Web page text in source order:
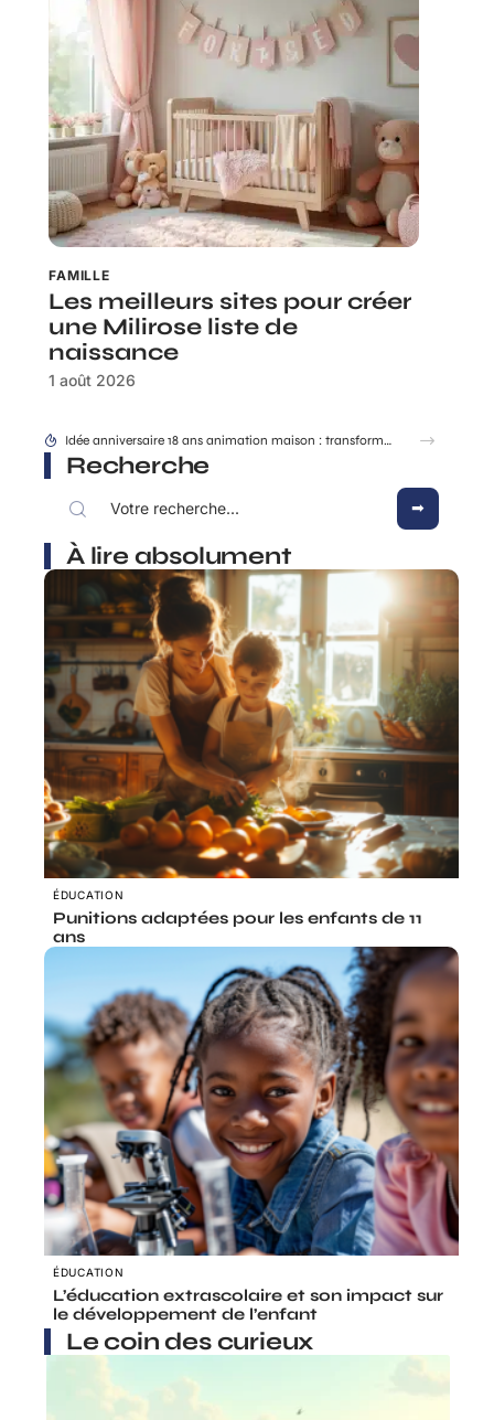
FAMILLE
Les meilleurs sites pour créer
une Milirose liste de
naissance
1 août 2026
Comment une dénonciation CAF mère isolée est traitée étape par étape ?
Recherche
À lire absolument
ÉDUCATION
Punitions adaptées pour les enfants de 11
ans
ÉDUCATION
L’éducation extrascolaire et son impact sur
le développement de l’enfant
Le coin des curieux